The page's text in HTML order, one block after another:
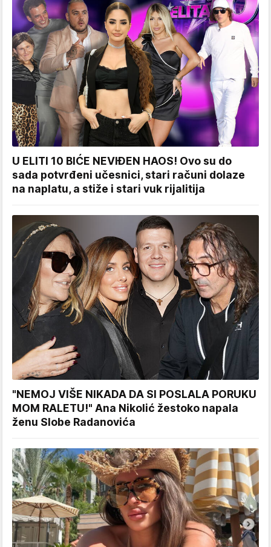
U ELITI 10 BIĆE NEVIĐEN HAOS! Ovo su do
sada potvrđeni učesnici, stari računi dolaze
na naplatu, a stiže i stari vuk rijalitija
"NEMOJ VIŠE NIKADA DA SI POSLALA PORUKU
MOM RALETU!" Ana Nikolić žestoko napala
ženu Slobe Radanovića